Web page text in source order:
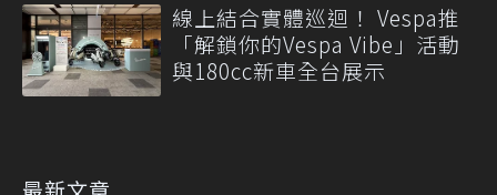
線上結合實體巡迴！ Vespa推
「解鎖你的Vespa Vibe」活動
與180cc新車全台展示
最新文章